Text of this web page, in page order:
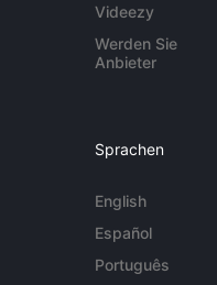
Videezy
Werden Sie
Anbieter
Sprachen
English
Español
Português